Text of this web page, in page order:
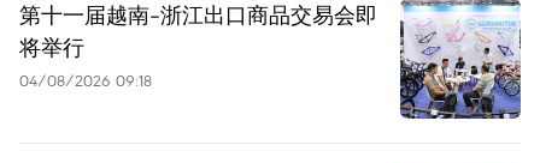
第十一届越南-浙江出口商品交易会即
将举行
04/08/2026 09:18